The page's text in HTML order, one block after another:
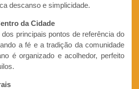
descanso e simplicidade.
da Cidade
principais pontos de referência do
a fé e a tradição da comunidade
é organizado e acolhedor, perfeito